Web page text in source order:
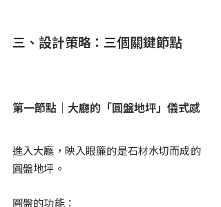
三、設計策略：三個關鍵節點
第一節點｜大廳的「圓盤地坪」儀式感
進入大廳，映入眼簾的是石材水切而成的
圓盤地坪。
圓盤的功能：